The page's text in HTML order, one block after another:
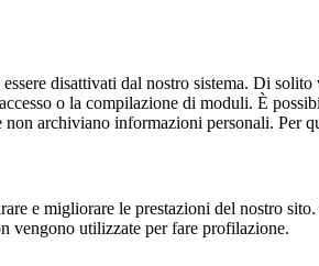
disattivati dal nostro sistema. Di
o la compilazione di moduli. È
archiviano informazioni personali. Per
e migliorare le prestazioni del nostro
vengono utilizzate per fare profilazione.